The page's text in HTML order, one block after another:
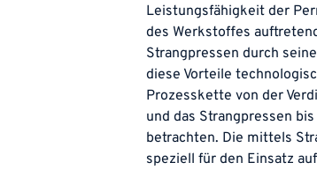
Leistungsfähigkeit der
des Werkstoffes
Strangpressen durch
diese Vorteile
Prozesskette von der
und das Strangpressen
betrachten. Die mittels
speziell für den Einsatz